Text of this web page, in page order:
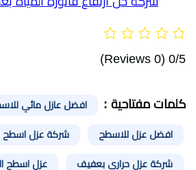
0/5
(0 Reviews)
كلمات مفتاحية : افضل عازل مائي
افضل عزل للاسطح شركة عزل اسطح
شركة عزل حراري بعفيف عزل اسطح